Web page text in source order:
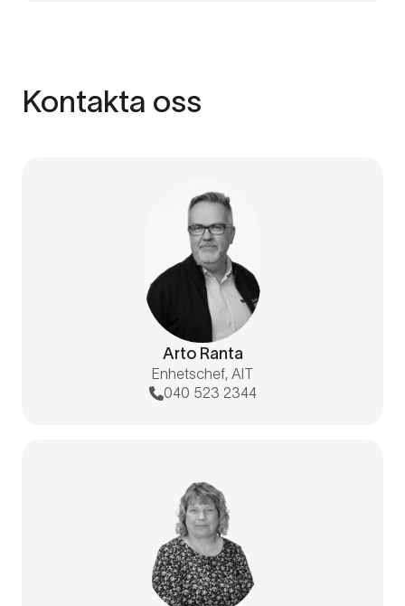
Kontakta oss
Arto Ranta
Enhetschef, AIT
040 523 2344